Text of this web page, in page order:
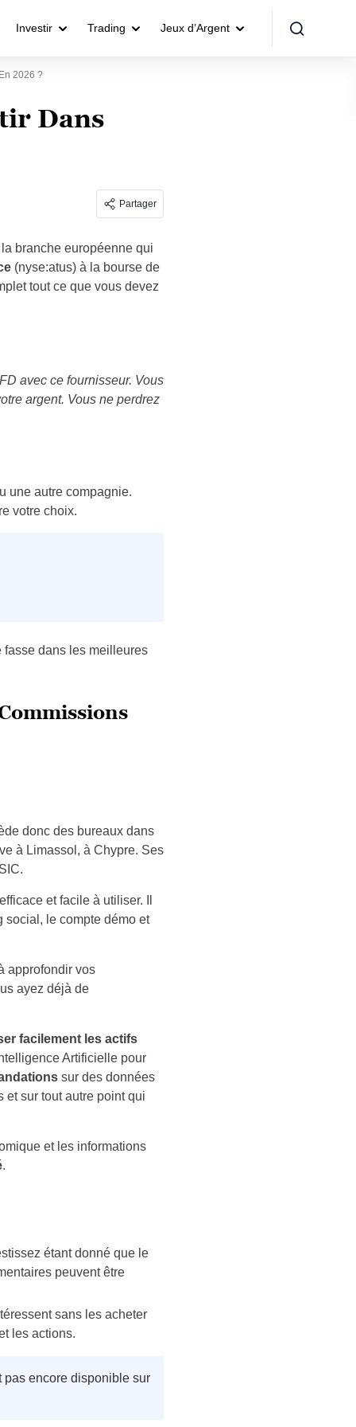
Investir Trading Jeux d’Argent
2026 ?
Dans
Partager
branche européenne qui
(nyse:atus) à la bourse de
tout ce que vous devez
avec ce fournisseur. Vous
argent. Vous ne perdrez
une autre compagnie.
votre choix.
fasse dans les meilleures
donc des bureaux dans
à Limassol, à Chypre. Ses
et facile à utiliser. Il
social, le compte démo et
approfondir vos
ayez déjà de
facilement les actifs
Artificielle pour
sur des données
sur tout autre point qui
et les informations
.
étant donné que le
peuvent être
sans les acheter
les actions.
pas encore disponible sur